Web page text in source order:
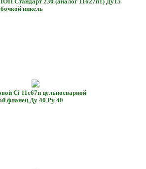
Стандарт 230 (аналог 11б27п1) Ду15
никель
Ci 11с67п цельносварной
фланец Ду 40 Ру 40